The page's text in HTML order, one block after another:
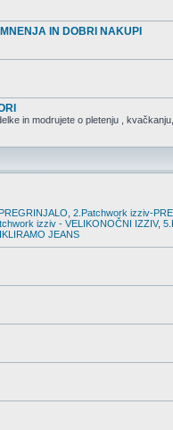
IN DOBRI NAKUPI
in modrujete o pletenju ,
2.Patchwork izziv-
izziv - VELIKONOČNI IZZIV,
JEANS